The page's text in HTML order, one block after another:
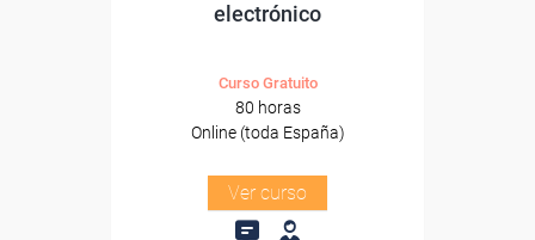
electrónico
Curso Gratuito
80 horas
Online (toda España)
Ver curso